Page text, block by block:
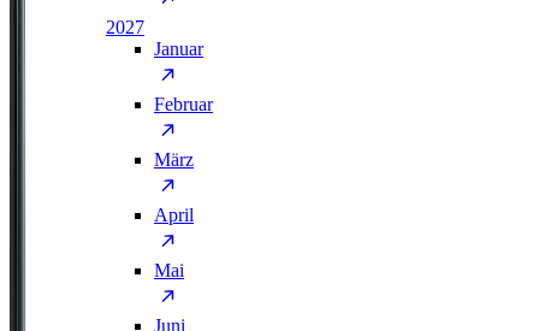
2027
Januar
Februar
März
April
Mai
Juni